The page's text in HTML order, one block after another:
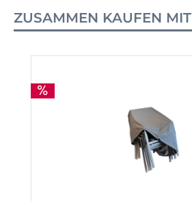
ZUSAMMEN KAUFEN MIT